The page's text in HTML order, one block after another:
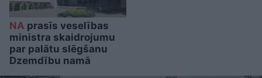
NA prasīs veselības
ministra skaidrojumu
par palātu slēgšanu
Dzemdību namā